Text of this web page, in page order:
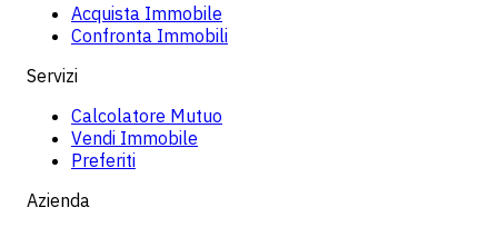
Acquista Immobile
Confronta Immobili
Servizi
Calcolatore Mutuo
Vendi Immobile
Preferiti
Azienda